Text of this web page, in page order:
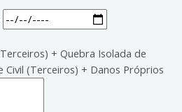
+ Quebra Isolada de
Civil (Terceiros) + Danos Próprios